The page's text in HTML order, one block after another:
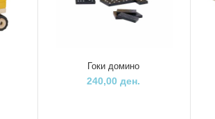
Гоки домино
240,00 ден.